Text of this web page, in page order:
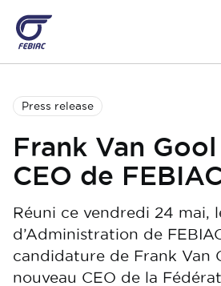
main
content
Press release
Frank Van
CEO de
Réuni ce vendredi 24 mai,
d’Administration de
candidature de Frank Van
nouveau CEO de la